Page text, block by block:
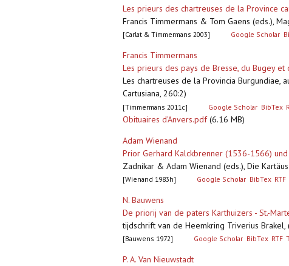
Les prieurs des chartreuses de la Province
Francis Timmermans & Tom Gaens (eds.),
[Carlat & Timmermans 2003] Google Scholar
Francis Timmermans
Les prieurs des pays de Bresse, du Bugey
Les chartreuses de la Provincia Burgundiae,
Cartusiana, 260:2)
[Timmermans 2011c] Google Scholar BibTex
Obituaires d'Anvers.pdf(6.16 MB)
Adam Wienand
Prior Gerhard Kalckbrenner (1536-1566)
Zadnikar & Adam Wienand (eds.), Die
[Wienand 1983h] Google Scholar BibTex RTF
N. Bauwens
De priorij van de paters Karthuizers - St.-
tijdschrift van de Heemkring Triverius Brakel,
[Bauwens 1972] Google Scholar BibTex RTF
P. A. Van Nieuwstadt